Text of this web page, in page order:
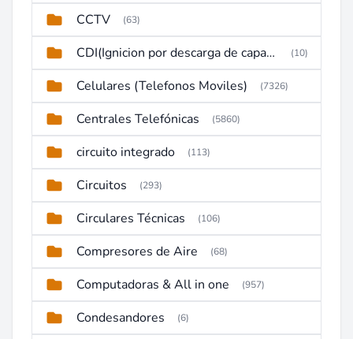
CCTV (63)
CDI(Ignicion por descarga de capacitor) (10)
Celulares (Telefonos Moviles) (7326)
Centrales Telefónicas (5860)
circuito integrado (113)
Circuitos (293)
Circulares Técnicas (106)
Compresores de Aire (68)
Computadoras & All in one (957)
Condesandores (6)